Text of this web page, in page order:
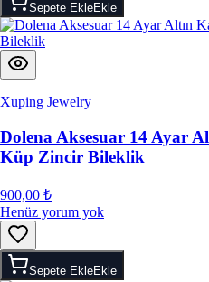
Sepete EkleEkle
Xuping Jewelry
Dolena Aksesuar 14 Ayar
Küp Zincir Bileklik
900,00 ₺
Henüz yorum yok
Sepete EkleEkle